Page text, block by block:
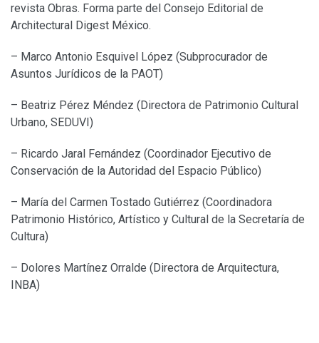
revista Obras. Forma parte del Consejo Editorial de
Architectural Digest México.
– Marco Antonio Esquivel López (Subprocurador de
Asuntos Jurídicos de la PAOT)
– Beatriz Pérez Méndez (Directora de Patrimonio Cultural
Urbano, SEDUVI)
– Ricardo Jaral Fernández (Coordinador Ejecutivo de
Conservación de la Autoridad del Espacio Público)
– María del Carmen Tostado Gutiérrez (Coordinadora
Patrimonio Histórico, Artístico y Cultural de la Secretaría de
Cultura)
– Dolores Martínez Orralde (Directora de Arquitectura,
INBA)